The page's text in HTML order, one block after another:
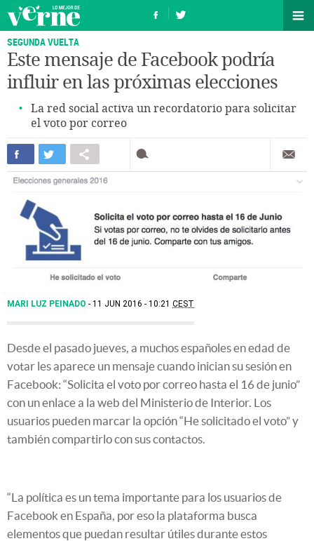
SEGUNDA VUELTA
Este mensaje de Facebook podría
influir en las próximas elecciones
La red social activa un recordatorio para solicitar
el voto por correo
MARI LUZ PEINADO 11 JUN 2016 - 10:21 CEST
Desde el pasado jueves, a muchos españoles en edad de
votar les aparece un mensaje cuando inician su sesión en
Facebook: “Solicita el voto por correo hasta el 16 de junio”
con un enlace a la web del Ministerio de Interior. Los
usuarios pueden marcar la opción “He solicitado el voto” y
también compartirlo con sus contactos.
“La política es un tema importante para los usuarios de
Facebook en España, por eso la plataforma busca
elementos que puedan resultar útiles durante estos